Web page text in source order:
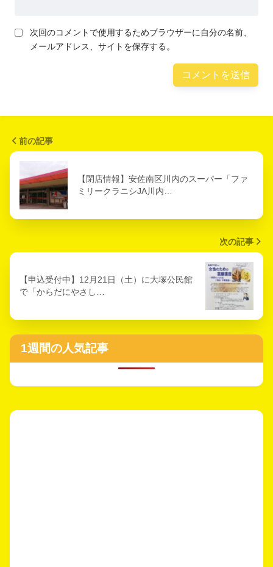
次回のコメントで使用するためブラウザーに自分の名前、
メールアドレス、サイトを保存する。
前の記事
【閉店情報】安佐南区川内のスーパー「ファ
ミリークラニシJA川内…
次の記事
【申込受付中】12月21日（土）に大塚公民館
で「からだにやさし…
1週間の人気記事